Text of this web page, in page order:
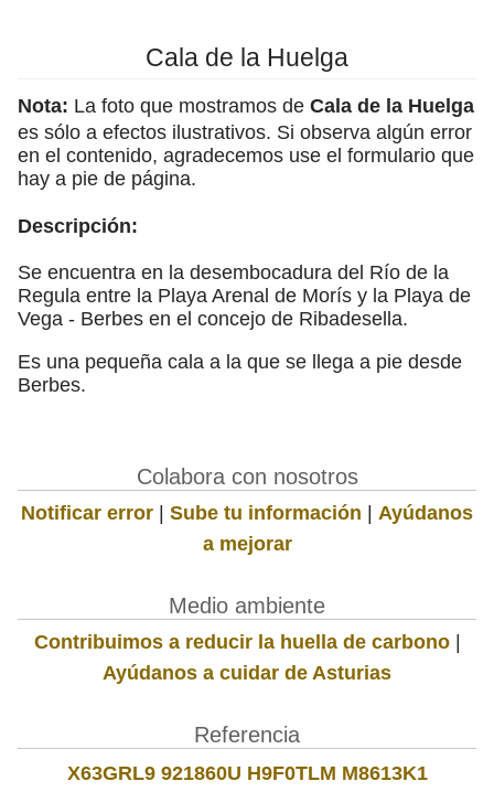
Cala de la Huelga
Nota: La foto que mostramos de Cala de la Huelga
es sólo a efectos ilustrativos. Si observa algún error
en el contenido, agradecemos use el formulario que
hay a pie de página.
Descripción:
Se encuentra en la desembocadura del Río de la
Regula entre la Playa Arenal de Morís y la Playa de
Vega - Berbes en el concejo de Ribadesella.
Es una pequeña cala a la que se llega a pie desde
Berbes.
Colabora con nosotros
Notificar error | Sube tu información | Ayúdanos
a mejorar
Medio ambiente
Contribuimos a reducir la huella de carbono|
Ayúdanos a cuidar de Asturias
Referencia
X63GRL9 921860U H9F0TLM M8613K1